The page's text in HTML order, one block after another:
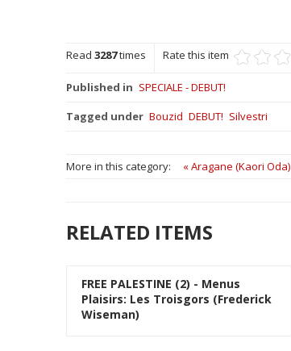
Read 3287times Rate this item
Published in SPECIALE - DEBUT!
Tagged under Bouzid DEBUT! Silvestri
More in this category: « Aragane (Kaori Oda)
RELATED ITEMS
FREE PALESTINE (2) - Menus
Plaisirs: Les Troisgors (Frederick
Wiseman)